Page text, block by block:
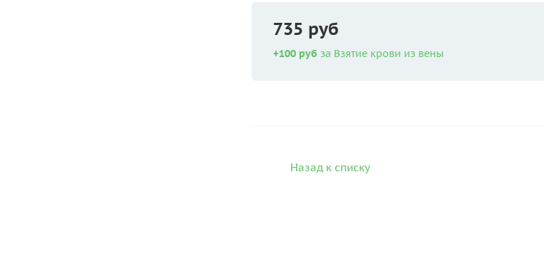
735 руб
+100 руб за Взятие крови из вены
Назад к списку